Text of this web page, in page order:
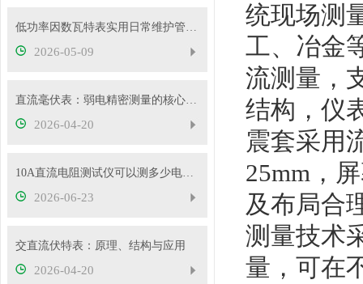
低功率因数瓦特表实用日常维护管控措施
2026-05-09
直流毫伏表：弱电精密测量的核心工具
2026-04-20
10A直流电阻测试仪可以测多少电压的变压器？
2026-06-23
交直流伏特表：原理、结构与应用
2026-04-20
统现场测
工、冶金
流测量，
结构，仪
震套采用
25mm，
及布局合
测量技术
量，可在